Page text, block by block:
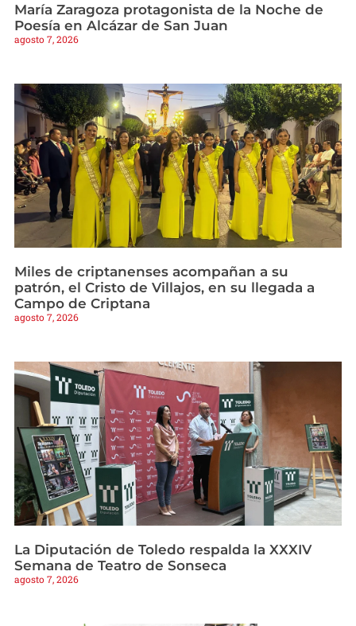
María Zaragoza protagonista de la Noche de
Poesía en Alcázar de San Juan
agosto 7, 2026
Miles de criptanenses acompañan a su
patrón, el Cristo de Villajos, en su llegada a
Campo de Criptana
agosto 7, 2026
La Diputación de Toledo respalda la XXXIV
Semana de Teatro de Sonseca
agosto 7, 2026